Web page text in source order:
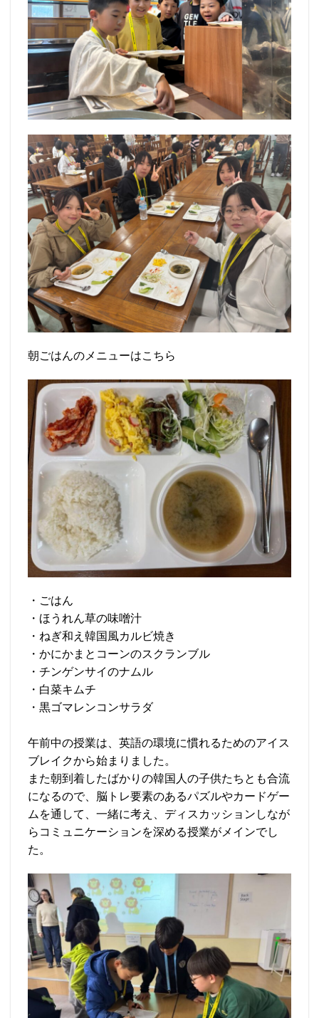
朝ごはんのメニューはこちら
・ごはん
・ほうれん草の味噌汁
・ねぎ和え韓国風カルビ焼き
・かにかまとコーンのスクランブル
・チンゲンサイのナムル
・白菜キムチ
・黒ゴマレンコンサラダ
午前中の授業は、英語の環境に慣れるためのアイス
ブレイクから始まりました。
また朝到着したばかりの韓国人の子供たちとも合流
になるので、脳トレ要素のあるパズルやカードゲー
ムを通して、一緒に考え、ディスカッションしなが
らコミュニケーションを深める授業がメインでし
た。